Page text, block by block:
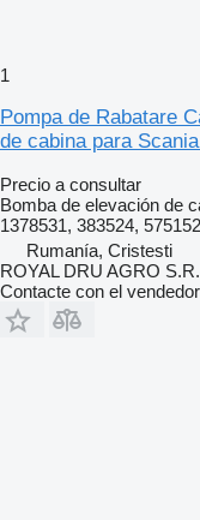
1
Pompa de Rabatare
de cabina para
Precio a consultar
Bomba de elevación de
1378531, 383524,
Rumanía, Cristesti
ROYAL DRU AGRO
Contacte con el vendedor